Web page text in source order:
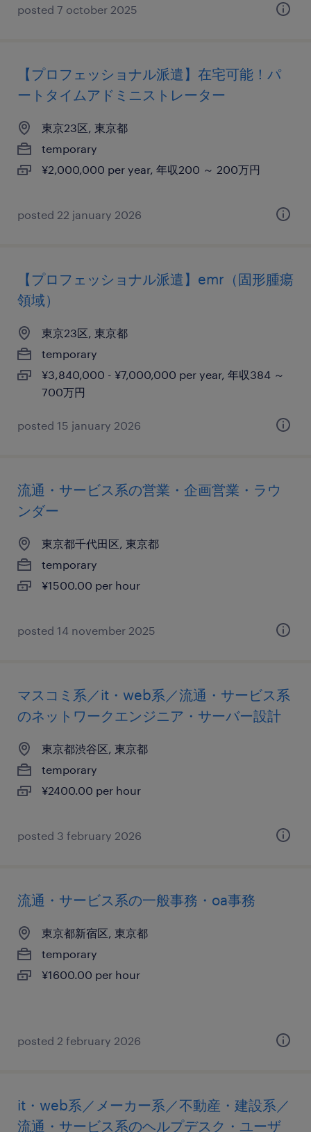
posted 7 october 2025
【プロフェッショナル派遣】在宅可能！パ
ートタイムアドミニストレーター
東京23区, 東京都
temporary
¥2,000,000 per year, 年収200 ～ 200万円
posted 22 january 2026
【プロフェッショナル派遣】emr（固形腫瘍
領域）
東京23区, 東京都
temporary
¥3,840,000 - ¥7,000,000 per year, 年収384 ～
700万円
posted 15 january 2026
流通・サービス系の営業・企画営業・ラウ
ンダー
東京都千代田区, 東京都
temporary
¥1500.00 per hour
posted 14 november 2025
マスコミ系／it・web系／流通・サービス系
のネットワークエンジニア・サーバー設計
東京都渋谷区, 東京都
temporary
¥2400.00 per hour
posted 3 february 2026
流通・サービス系の一般事務・oa事務
東京都新宿区, 東京都
temporary
¥1600.00 per hour
posted 2 february 2026
it・web系／メーカー系／不動産・建設系／
流通・サービス系のヘルプデスク・ユーザ